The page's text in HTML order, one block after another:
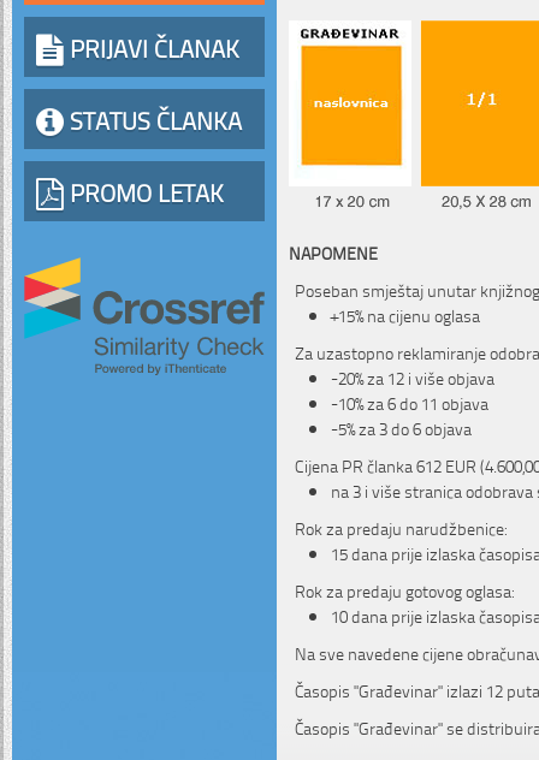
PRIJAVI ČLANAK
STATUS ČLANKA
PROMO LETAK
NAPOMENE
Poseban smještaj unutar
+15% na cijenu oglasa
Za uzastopno reklamiranje
-20% za 12 i više objava
-10% za 6 do 11 objava
-5% za 3 do 6 objava
Cijena PR članka 612 EUR
na 3 i više stranica odobrava
Rok za predaju narudžbenice:
15 dana prije izlaska
Rok za predaju gotovog oglasa:
10 dana prije izlaska
Na sve navedene cijene
Časopis "Građevinar" izlazi 12
Časopis "Građevinar" se